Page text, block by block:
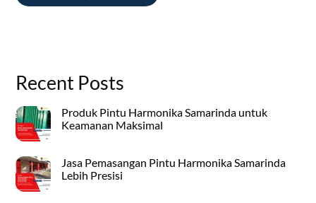
Recent Posts
Produk Pintu Harmonika Samarinda untuk
Keamanan Maksimal
Jasa Pemasangan Pintu Harmonika Samarinda
Lebih Presisi